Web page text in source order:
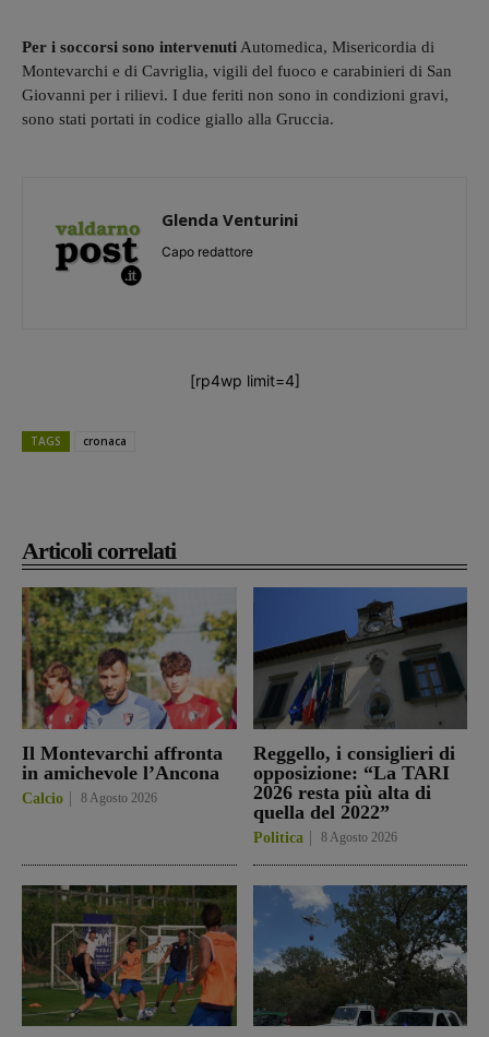
Articoli correlati
Il Montevarchi affronta
in amichevole l’Ancona
Calcio 8 Agosto 2026
Reggello, i consiglieri di
opposizione: “La TARI
2026 resta più alta di
quella del 2022”
Politica 8 Agosto 2026
Per i soccorsi sono intervenuti Automedica, Misericordia di
Montevarchi e di Cavriglia, vigili del fuoco e carabinieri di San
Giovanni per i rilievi. I due feriti non sono in condizioni gravi,
sono stati portati in codice giallo alla Gruccia.
Glenda Venturini
Capo redattore
[rp4wp limit=4]
TAGS cronaca